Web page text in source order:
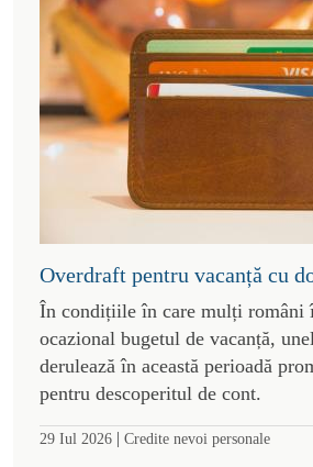
Overdraft pentru vacanță cu
În condițiile în care mulți români
ocazional bugetul de vacanță,
derulează în această perioadă
pentru descoperitul de cont.
29 Iul 2026 | Credite nevoi personale